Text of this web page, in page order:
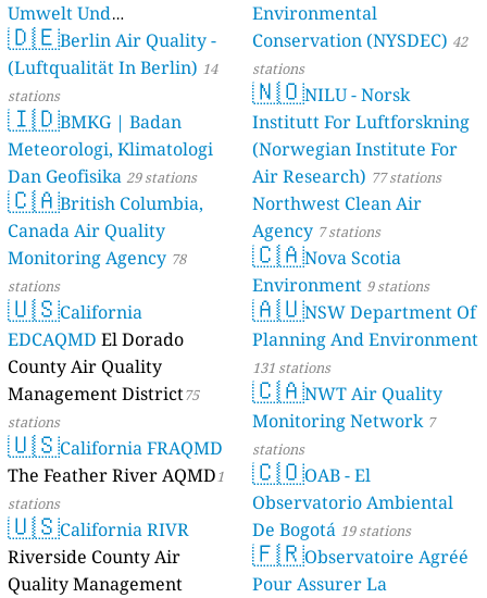
Umwelt Und
Verbraucherschutz) - LfU
46 stations
🇩🇪Berlin Air Quality -
(Luftqualität In Berlin) 14
stations
🇮🇩BMKG | Badan
Meteorologi, Klimatologi
Dan Geofisika 29 stations
🇨🇦British Columbia,
Canada Air Quality
Monitoring Agency 78
stations
🇺🇸California
EDCAQMD El Dorado
County Air Quality
Management District75
stations
🇺🇸California FRAQMD
The Feather River AQMD1
stations
🇺🇸California RIVR
Riverside County Air
Quality Management
Environmental
Conservation (NYSDEC) 42
stations
🇳🇴NILU - Norsk
Institutt For Luftforskning
(Norwegian Institute For
Air Research) 77 stations
Northwest Clean Air
Agency 7 stations
🇨🇦Nova Scotia
Environment 9 stations
🇦🇺NSW Department Of
Planning And Environment
131 stations
🇨🇦NWT Air Quality
Monitoring Network 7
stations
🇨🇴OAB - El
Observatorio Ambiental
De Bogotá 19 stations
🇫🇷Observatoire Agréé
Pour Assurer La